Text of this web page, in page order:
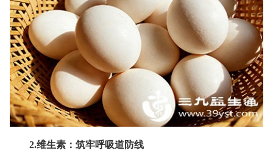
2.维生素：筑牢呼吸道防线